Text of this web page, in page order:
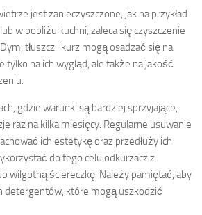
jest zanieczyszczone, jak na przykład
w pobliżu kuchni, zaleca się czyszczenie
tłuszcz i kurz mogą osadzać się na
tylko na ich wygląd, ale także na jakość
gdzie warunki są bardziej sprzyjające,
raz na kilka miesięcy. Regularne usuwanie
ich estetykę oraz przedłuży ich
do tego celu odkurzacz z
wilgotną ściereczkę. Należy pamiętać, aby
detergentów, które mogą uszkodzić